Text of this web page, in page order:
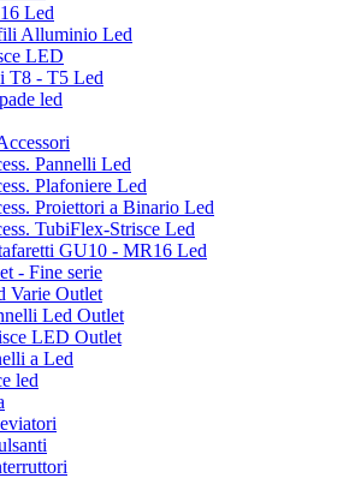
Led
Alluminio Led
LED
T8 - T5 Led
led
Pannelli Led
Plafoniere Led
Proiettori a Binario Led
TubiFlex-Strisce Led
GU10 - MR16 Led
- Fine serie
Varie Outlet
Led Outlet
LED Outlet
a Led
led